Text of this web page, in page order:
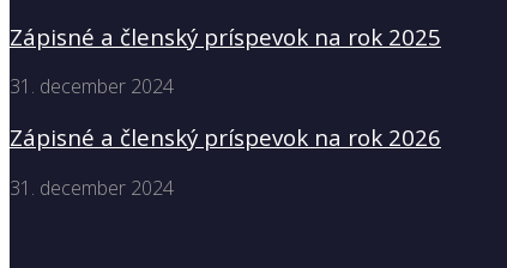
Zápisné a členský príspevok na rok 2025
31. december 2024
Zápisné a členský príspevok na rok 2026
31. december 2024